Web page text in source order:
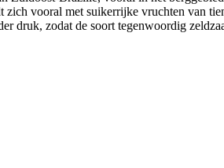
vooral met suikerrijke vruchten van
druk, zodat de soort tegenwoordig